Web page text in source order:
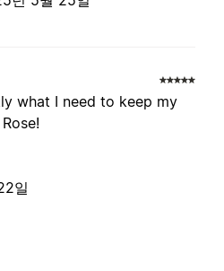
what I need to keep my
일